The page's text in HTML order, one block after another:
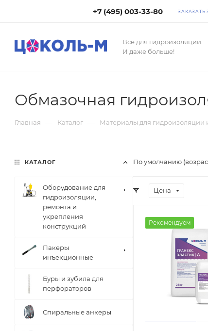
+7 (495) 003-33-80 ЗАКАЗАТЬ
Все для гидроизоляции.
И даже больше!
Обмазочная
Главная — Каталог — Материалы для гидроизоляции
По умолчанию
Цена
Рекомендуем
КАТАЛОГ
Оборудование для
гидроизоляции,
ремонта и
укрепления
конструкций
Пакеры
инъекционные
Буры и зубила для
перфораторов
Спиральные анкеры